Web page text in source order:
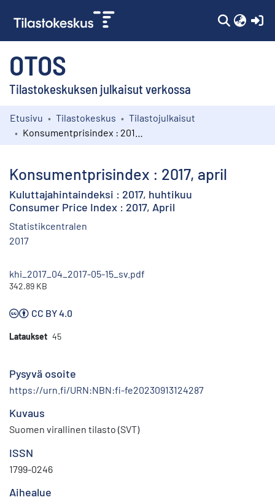
OTOS
Tilastokeskuksen julkaisut verkossa
Kokoelmat
Etusivu Tilastokeskus
Tilastojulkaisut
Konsumentprisindex : 2017, april
Kuluttajahintaindeksi : 2017, huhtikuu
Consumer Price Index : 2017, April
Statistikcentralen
2017
khi_2017_04_2017-05-15_sv.pdf
342.89 KB
CC BY 4.0
Lataukset 45
Pysyvä osoite
https://urn.fi/URN:NBN:fi-fe20230913124287
Kuvaus
Suomen virallinen tilasto (SVT)
ISSN
1799-0246
Aihealue